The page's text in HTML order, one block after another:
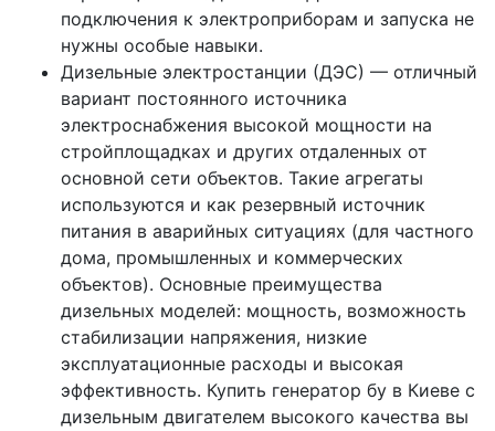
подключения к электроприборам и запуска не
нужны особые навыки.
Дизельные электростанции (ДЭС) — отличный
вариант постоянного источника
электроснабжения высокой мощности на
стройплощадках и других отдаленных от
основной сети объектов. Такие агрегаты
используются и как резервный источник
питания в аварийных ситуациях (для частного
дома, промышленных и коммерческих
объектов). Основные преимущества
дизельных моделей: мощность, возможность
стабилизации напряжения, низкие
эксплуатационные расходы и высокая
эффективность. Купить генератор бу в Киеве с
дизельным двигателем высокого качества вы